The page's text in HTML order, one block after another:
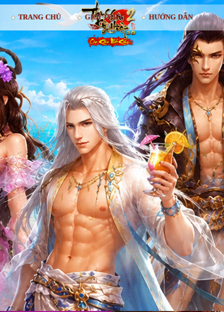
TRANG CHỦ GIỚI THIỆU HƯỚNG DẪN